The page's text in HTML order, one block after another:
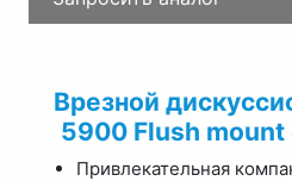
Врезной
5900 Flush
Привлекательная